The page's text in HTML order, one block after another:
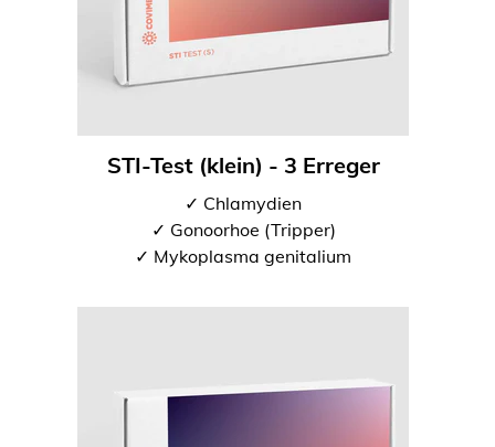
STI-Test (klein) - 3 Erreger
✓ Chlamydien
✓ Gonoorhoe (Tripper)
✓ Mykoplasma genitalium